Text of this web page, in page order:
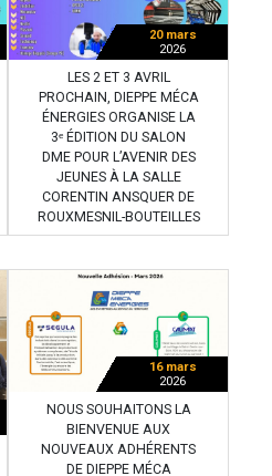
20 mars
2026
LES 2 ET 3 AVRIL
PROCHAIN, DIEPPE MÉCA
ÉNERGIES ORGANISE LA
3ᵉ ÉDITION DU SALON
DME POUR L’AVENIR DES
JEUNES À LA SALLE
CORENTIN ANSQUER DE
ROUXMESNIL-BOUTEILLES
16 mars
2026
NOUS SOUHAITONS LA
BIENVENUE AUX
NOUVEAUX ADHÉRENTS
DE DIEPPE MÉCA